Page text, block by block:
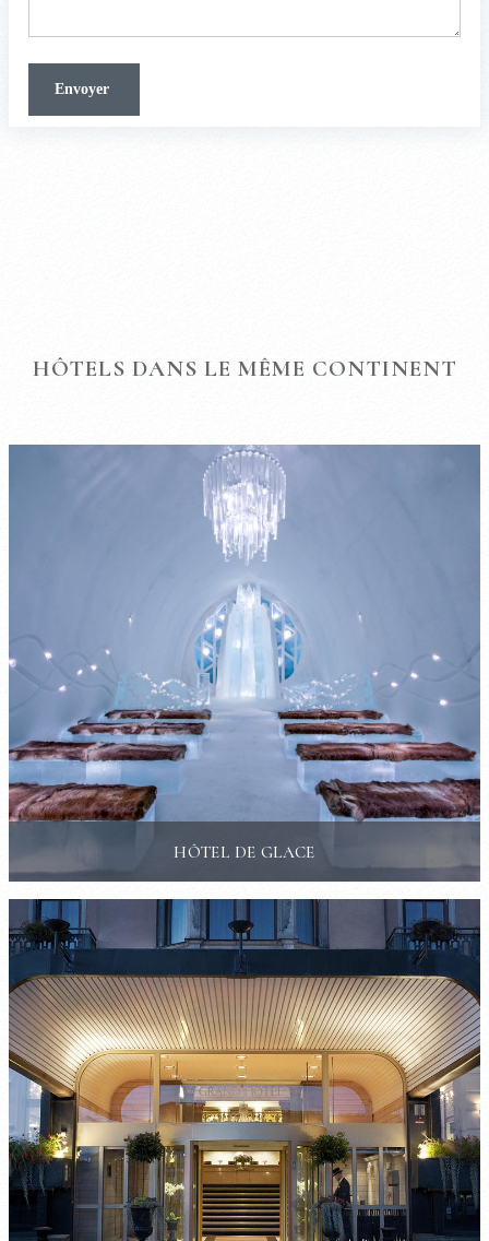
HÔTELS DANS LE MÊME CONTINENT
HÔTEL DE GLACE